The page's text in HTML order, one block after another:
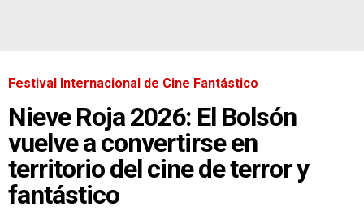
Festival Internacional de Cine Fantástico
Nieve Roja 2026: El Bolsón
vuelve a convertirse en
territorio del cine de terror y
fantástico